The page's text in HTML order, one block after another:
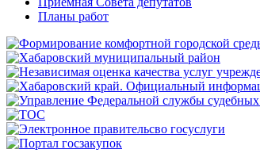
Планы работ